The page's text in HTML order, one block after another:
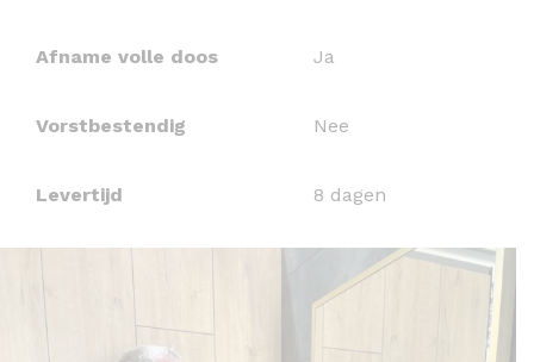
Afname volle doos Ja
Vorstbestendig Nee
Levertijd 8 dagen